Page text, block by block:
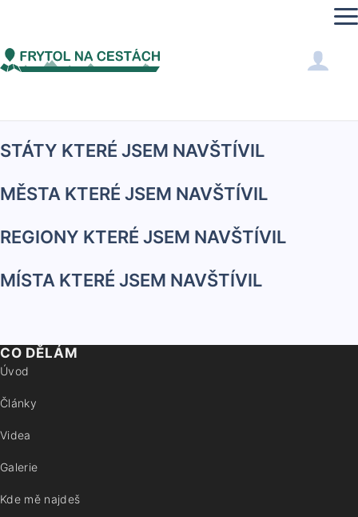
Skipper
STÁTY KTERÉ JSEM NAVŠTÍVIL
MĚSTA KTERÉ JSEM NAVŠTÍVIL
REGIONY KTERÉ JSEM NAVŠTÍVIL
MÍSTA KTERÉ JSEM NAVŠTÍVIL
CO DĚLÁM
Úvod
Články
Videa
Galerie
Kde mě najdeš